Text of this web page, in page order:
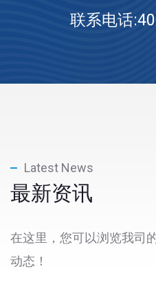
联系电话
Latest News
最新资讯
在这里，您可以浏览我司
动态！